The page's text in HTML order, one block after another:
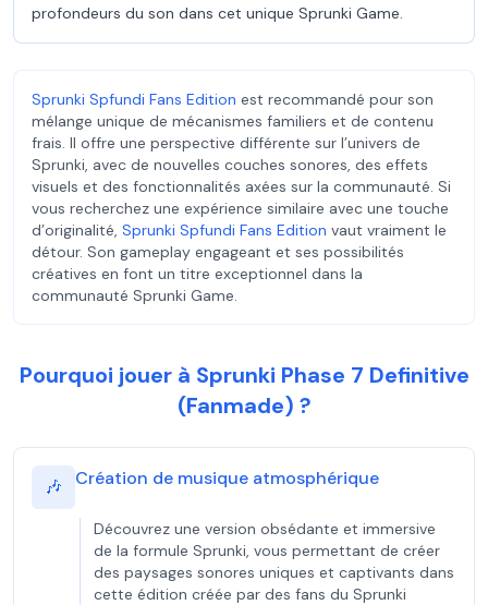
profondeurs du son dans cet unique Sprunki Game.
Sprunki Spfundi Fans Edition est recommandé pour son
mélange unique de mécanismes familiers et de contenu
frais. Il offre une perspective différente sur l’univers de
Sprunki, avec de nouvelles couches sonores, des effets
visuels et des fonctionnalités axées sur la communauté. Si
vous recherchez une expérience similaire avec une touche
d’originalité, Sprunki Spfundi Fans Edition vaut vraiment le
détour. Son gameplay engageant et ses possibilités
créatives en font un titre exceptionnel dans la
communauté Sprunki Game.
Pourquoi jouer à Sprunki Phase 7 Definitive
(Fanmade) ?
🎶 Création de musique atmosphérique
Découvrez une version obsédante et immersive
de la formule Sprunki, vous permettant de créer
des paysages sonores uniques et captivants dans
cette édition créée par des fans du Sprunki